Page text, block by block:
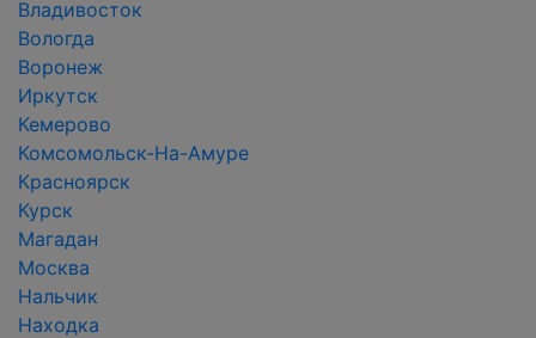
Владивосток
Вологда
Воронеж
Иркутск
Кемерово
Комсомольск-На-Амуре
Красноярск
Курск
Магадан
Москва
Нальчик
Находка